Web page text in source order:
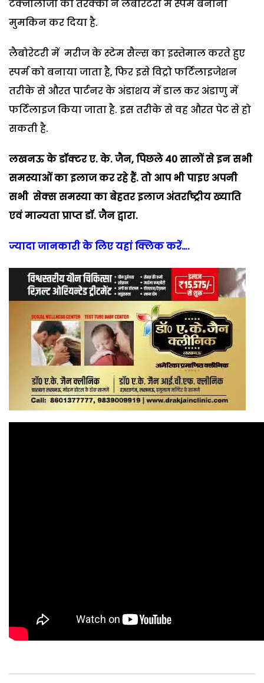
टैक्नोलौजी की तरक्की ने लैबोरेटरी में स्पर्म बनाना
मुमकिन कर दिया है.
लैबोरेटरी में मरीज के स्टेम सैल्स का इस्तेमाल करते हुए
स्पर्म को बनाया जाता है, फिर इसे विट्रो फर्टिलाइजेशन
तरीके से औरत पार्टनर के अंडाशय में डाल कर अंडाणु में
फर्टिलाइज किया जाता है. इस तरीके से वह औरत पेट से हो
सकती है.
लखनऊ के डॉक्टर ए. के. जैन, पिछले 40 सालों से इन सभी
समस्याओं का इलाज कर रहे हैं. तो आप भी पाइए अपनी
सभी सेक्स समस्या का बेहतर इलाज अंतर्राष्ट्रीय ख्याति
एवं मान्यता प्राप्त डॉ. जैन द्वारा.
ज्यादा जानकारी के लिएयहां क्लिक करें….